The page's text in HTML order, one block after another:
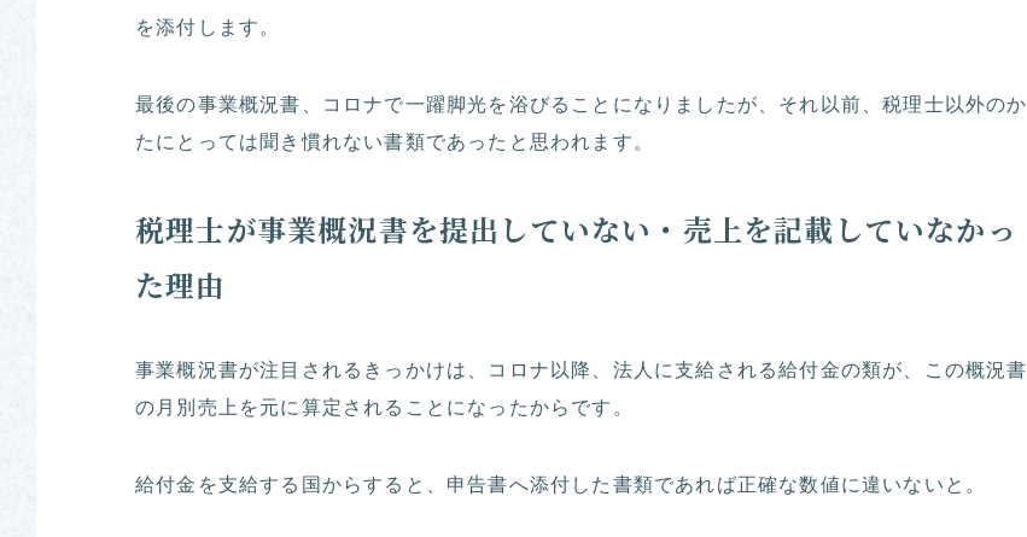
を添付します。
最後の事業概況書、コロナで一躍脚光を浴びることになりましたが、それ以前、税理士以外のか
たにとっては聞き慣れない書類であったと思われます。
税理士が事業概況書を提出していない・売上を記載していなかっ
た理由
事業概況書が注目されるきっかけは、コロナ以降、法人に支給される給付金の類が、この概況書
の月別売上を元に算定されることになったからです。
給付金を支給する国からすると、申告書へ添付した書類であれば正確な数値に違いないと。